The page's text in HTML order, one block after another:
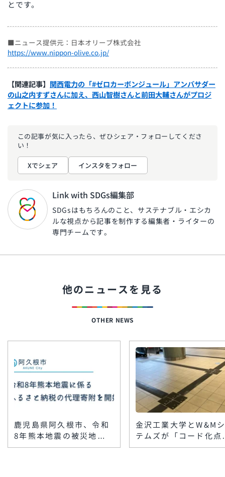
とです。
■ニュース提供元：日本オリーブ株式会社
https://www.nippon-olive.co.jp/
【関連記事】 関西電力の「#ゼロカーボンジュール」アンバサダー
の山之内すずさんに加え、西山智樹さんと前田大輔さんがプロジ
ェクトに参加！
この記事が気に入ったら、ぜひシェア・フォローしてくださ
い！
Xでシェア インスタをフォロー
Link with SDGs編集部
SDGsはもちろんのこと、サステナブル・エシカ
ルな視点から記事を制作する編集者・ライターの
専門チームです。
他のニュースを見る
OTHER NEWS
鹿児島県阿久根市、令和
8年熊本地震の被災地支
援で「代理寄附」を受付
金沢工業大学とW&M
テムズが「コード化点
ブロック」を楽天地ビ